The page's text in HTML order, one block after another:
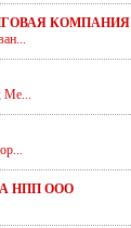
КОМПАНИЯ
Ме...
НПП ООО